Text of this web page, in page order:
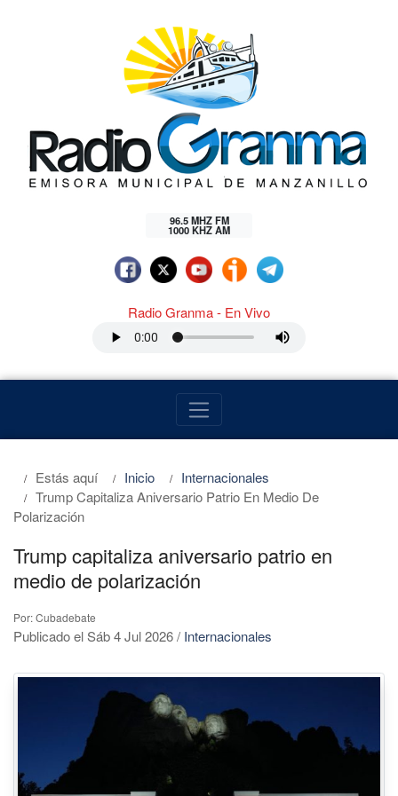
96.5 MHZ FM
1000 KHZ AM
Radio Granma - En Vivo
Estás aquí Inicio
Internacionales
Trump Capitaliza Aniversario Patrio En Medio De
Polarización
Trump capitaliza aniversario patrio en
medio de polarización
Por: Cubadebate
Publicado el Sáb 4 Jul 2026/ Internacionales